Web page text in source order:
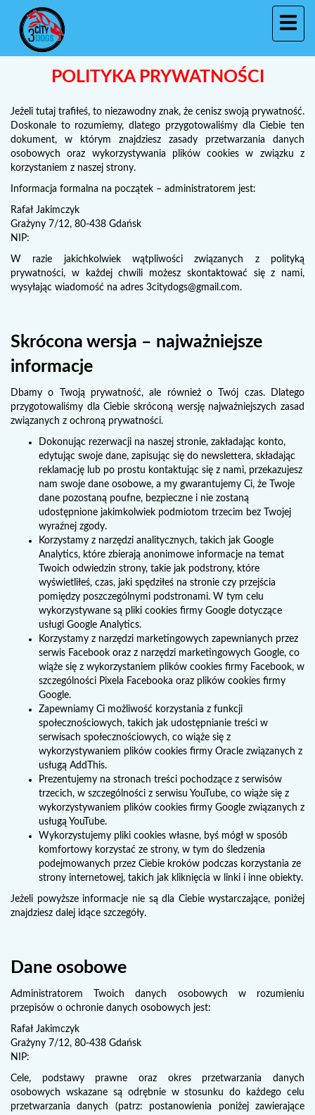
POLITYKA PRYWATNOŚCI
Jeżeli tutaj trafiłeś, to niezawodny znak, że cenisz swoją prywatność.
Doskonale to rozumiemy, dlatego przygotowaliśmy dla Ciebie ten
dokument, w którym znajdziesz zasady przetwarzania danych
osobowych oraz wykorzystywania plików cookies w związku z
korzystaniem z naszej strony.
Informacja formalna na początek – administratorem jest:
Rafał Jakimczyk
Grażyny 7/12, 80-438 Gdańsk
NIP:
W razie jakichkolwiek wątpliwości związanych z polityką
prywatności, w każdej chwili możesz skontaktować się z nami,
wysyłając wiadomość na adres 3citydogs@gmail.com.
Skrócona wersja – najważniejsze
informacje
Dbamy o Twoją prywatność, ale również o Twój czas. Dlatego
przygotowaliśmy dla Ciebie skróconą wersję najważniejszych zasad
związanych z ochroną prywatności.
Dokonując rezerwacji na naszej stronie, zakładając konto,
edytując swoje dane, zapisując się do newslettera, składając
reklamację lub po prostu kontaktując się z nami, przekazujesz
nam swoje dane osobowe, a my gwarantujemy Ci, że Twoje
dane pozostaną poufne, bezpieczne i nie zostaną
udostępnione jakimkolwiek podmiotom trzecim bez Twojej
wyraźnej zgody.
Korzystamy z narzędzi analitycznych, takich jak Google
Analytics, które zbierają anonimowe informacje na temat
Twoich odwiedzin strony, takie jak podstrony, które
wyświetliłeś, czas, jaki spędziłeś na stronie czy przejścia
pomiędzy poszczególnymi podstronami. W tym celu
wykorzystywane są pliki cookies firmy Google dotyczące
usługi Google Analytics.
Korzystamy z narzędzi marketingowych zapewnianych przez
serwis Facebook oraz z narzędzi marketingowych Google, co
wiąże się z wykorzystaniem plików cookies firmy Facebook, w
szczególności Pixela Facebooka oraz plików cookies firmy
Google.
Zapewniamy Ci możliwość korzystania z funkcji
społecznościowych, takich jak udostępnianie treści w
serwisach społecznościowych, co wiąże się z
wykorzystywaniem plików cookies firmy Oracle związanych z
usługą AddThis.
Prezentujemy na stronach treści pochodzące z serwisów
trzecich, w szczególności z serwisu YouTube, co wiąże się z
wykorzystywaniem plików cookies firmy Google związanych z
usługą YouTube.
Wykorzystujemy pliki cookies własne, byś mógł w sposób
komfortowy korzystać ze strony, w tym do śledzenia
podejmowanych przez Ciebie kroków podczas korzystania ze
strony internetowej, takich jak kliknięcia w linki i inne obiekty.
Jeżeli powyższe informacje nie są dla Ciebie wystarczające, poniżej
znajdziesz dalej idące szczegóły.
Dane osobowe
Administratorem Twoich danych osobowych w rozumieniu
przepisów o ochronie danych osobowych jest:
Rafał Jakimczyk
Grażyny 7/12, 80-438 Gdańsk
NIP:
Cele, podstawy prawne oraz okres przetwarzania danych
osobowych wskazane są odrębnie w stosunku do każdego celu
przetwarzania danych (patrz: postanowienia poniżej zawierające